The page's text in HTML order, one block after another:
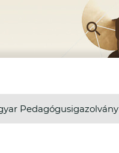
search
Pedagógusigazolvány